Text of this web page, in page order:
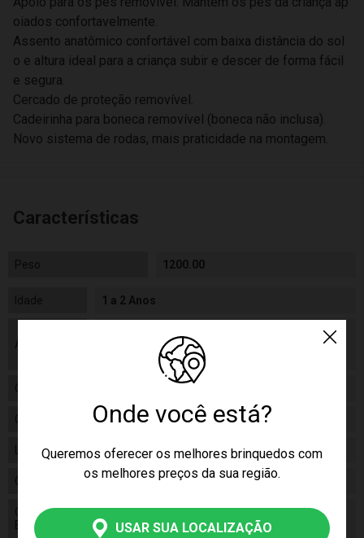
Onde você está?
Queremos oferecer os melhores brinquedos com
os melhores preços da sua região.
USAR SUA LOCALIZAÇÃO
oiados confortavelmente.
Assento anatômico confortável com baixa distância do sol
o e altura ideal para a criança subir e descer de forma fácil
e segura.
Cercado de proteção removível.
Cadeirinha para boneca removível (boneca não inclusa).
Novo sistema de rodas, mais praticidade na montagem.
Características
Peso 1200.00
Idade 1 a 2 Anos
Aviso
mostradas acima e o produto. Imagens
meramente ilustrativas.
Gênero
Categoria Discovery Kids
Linha Brinquedo
Código 3320
Código de
Barras
7899091433209